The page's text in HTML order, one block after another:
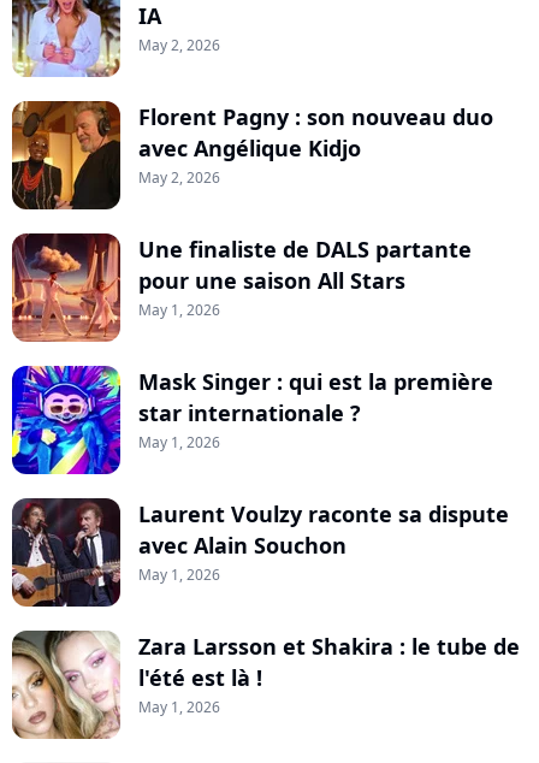
IA
May 2, 2026
Florent Pagny : son nouveau duo
avec Angélique Kidjo
May 2, 2026
Une finaliste de DALS partante
pour une saison All Stars
May 1, 2026
Mask Singer : qui est la première
star internationale ?
May 1, 2026
Laurent Voulzy raconte sa dispute
avec Alain Souchon
May 1, 2026
Zara Larsson et Shakira : le tube de
l'été est là !
May 1, 2026